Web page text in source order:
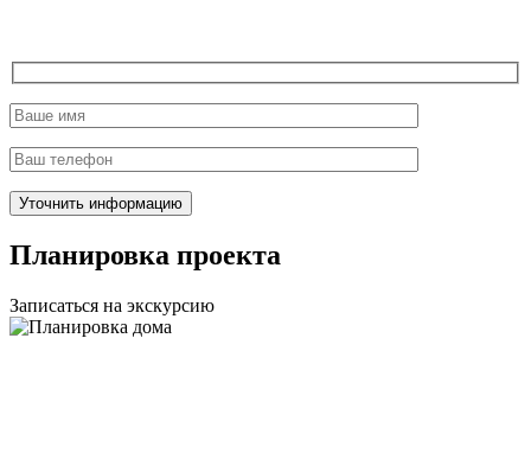
Планировка проекта
Записаться на экскурсию